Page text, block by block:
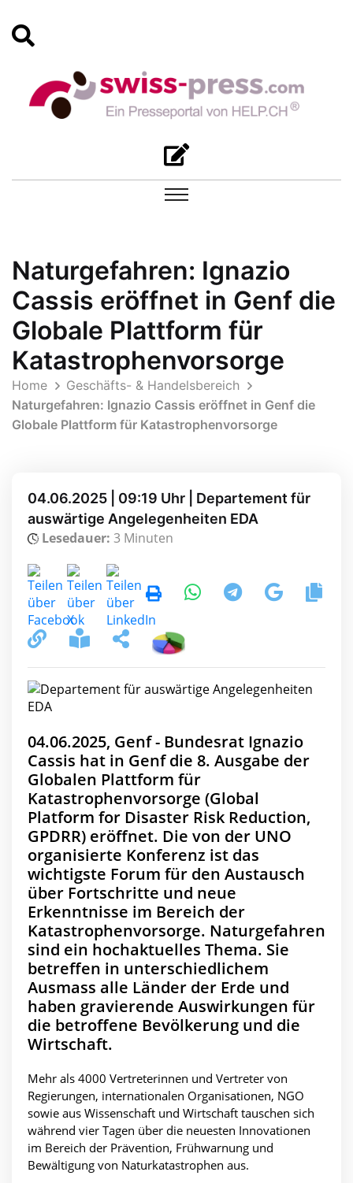
Naturgefahren: Ignazio
Cassis eröffnet in Genf die
Globale Plattform für
Katastrophenvorsorge
Home
Geschäfts- & Handelsbereich
Naturgefahren: Ignazio Cassis eröffnet in Genf die
Globale Plattform für Katastrophenvorsorge
04.06.2025 | 09:19 Uhr | Departement für
auswärtige Angelegenheiten EDA
Lesedauer: 3 Minuten
04.06.2025, Genf - Bundesrat Ignazio
Cassis hat in Genf die 8. Ausgabe der
Globalen Plattform für
Katastrophenvorsorge (Global
Platform for Disaster Risk Reduction,
GPDRR) eröffnet. Die von der UNO
organisierte Konferenz ist das
wichtigste Forum für den Austausch
über Fortschritte und neue
Erkenntnisse im Bereich der
Katastrophenvorsorge. Naturgefahren
sind ein hochaktuelles Thema. Sie
betreffen in unterschiedlichem
Ausmass alle Länder der Erde und
haben gravierende Auswirkungen für
die betroffene Bevölkerung und die
Wirtschaft.
Mehr als 4000 Vertreterinnen und Vertreter von
Regierungen, internationalen Organisationen, NGO
sowie aus Wissenschaft und Wirtschaft tauschen sich
während vier Tagen über die neuesten Innovationen
im Bereich der Prävention, Frühwarnung und
Bewältigung von Naturkatastrophen aus.